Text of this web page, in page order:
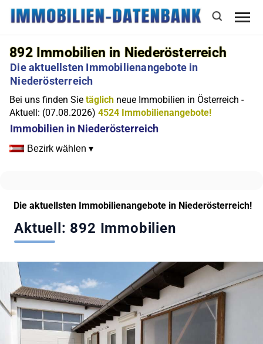
892Immobilien in Niederösterreich
Die aktuellsten Immobilienangebote in
Niederösterreich
Bei uns finden Sietäglich neue Immobilien in Österreich -
Aktuell: (07.08.2026)4524 Immobilienangebote!
Immobilien in Niederösterreich
Bezirk wählen ▾
Die aktuellsten Immobilienangebote in Niederösterreich!
Aktuell: 892 Immobilien